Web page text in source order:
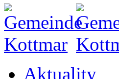
Aktuality